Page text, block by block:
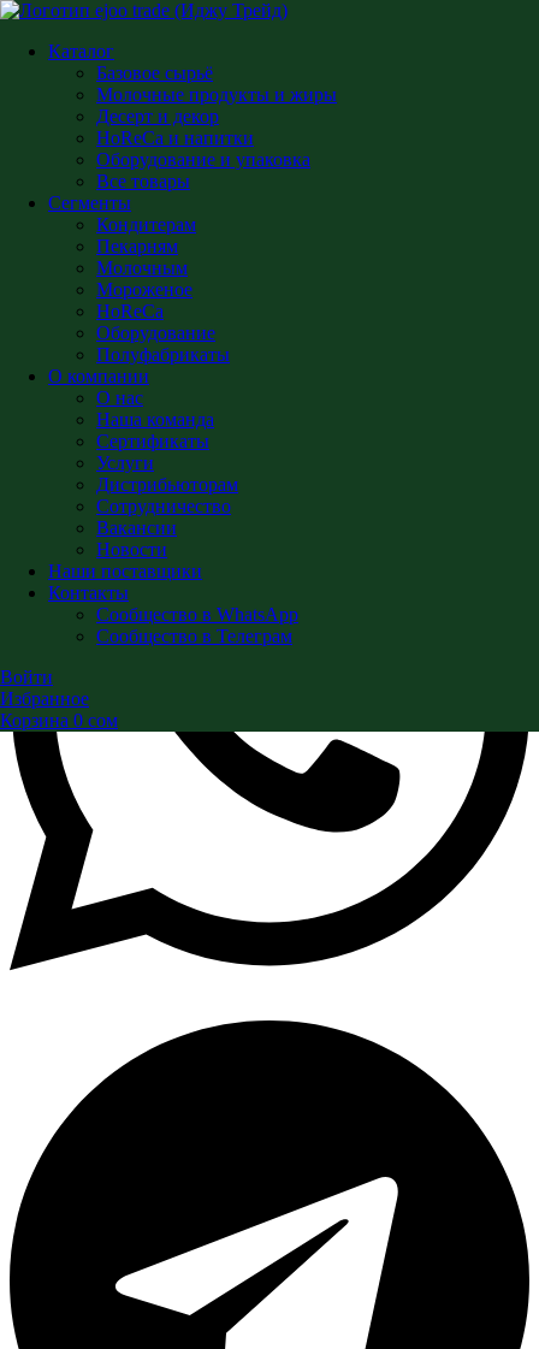
Каталог
Базовое сырьё
Молочные продукты и жиры
Десерт и декор
HoReCa и напитки
Оборудование и упаковка
Все товары
Сегменты
Кондитерам
Пекарням
Молочным
Мороженое
HoReCa
Оборудование
Полуфабрикаты
О компании
О нас
Наша команда
Сертификаты
Услуги
Дистрибьюторам
Сотрудничество
Вакансии
Новости
Наши поставщики
Контакты
Сообщество в WhatsApp
Сообщество в Телеграм
Войти
Избранное
Корзина 0 сом
Главная Все товары Рожки для мороженного 150
Рожки для мороженного 150
Рожки для мороженного 150
Вафельные изделия для подачи мороженого. Опт в Бишкеке.
В наличии
Добавить в список желаний
Поделиться товаром